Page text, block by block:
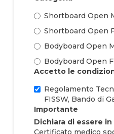
Shortboard Open
Shortboard Open
Bodyboard Open
Bodyboard Open
Accetto le
Regolamento
FISSW, Bando di
Importante
Dichiara di essere
Certificato medico